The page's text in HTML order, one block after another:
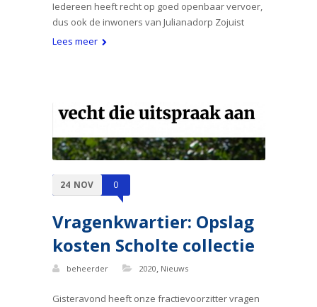
Iedereen heeft recht op goed openbaar vervoer,
dus ook de inwoners van Julianadorp Zojuist
Lees meer
24 NOV 0
Vragenkwartier: Opslag
kosten Scholte collectie
beheerder 2020, Nieuws
Gisteravond heeft onze fractievoorzitter vragen